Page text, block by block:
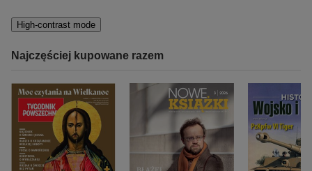
High-contrast mode
Najczęściej kupowane razem